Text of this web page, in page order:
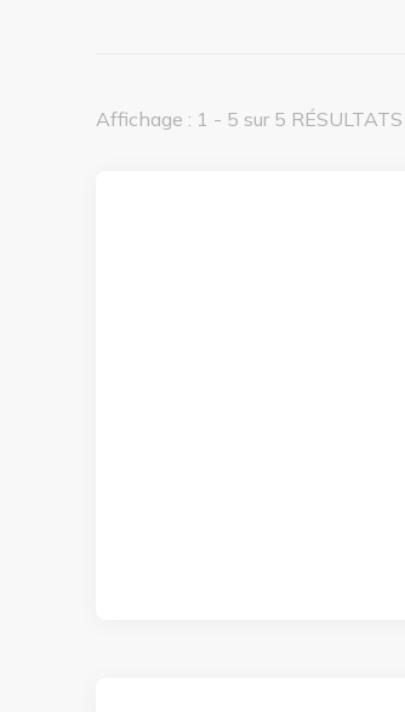
Affichage : 1 - 5 sur 5 RÉSULTATS